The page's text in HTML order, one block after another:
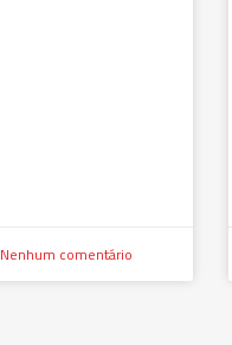
Nenhum comentário